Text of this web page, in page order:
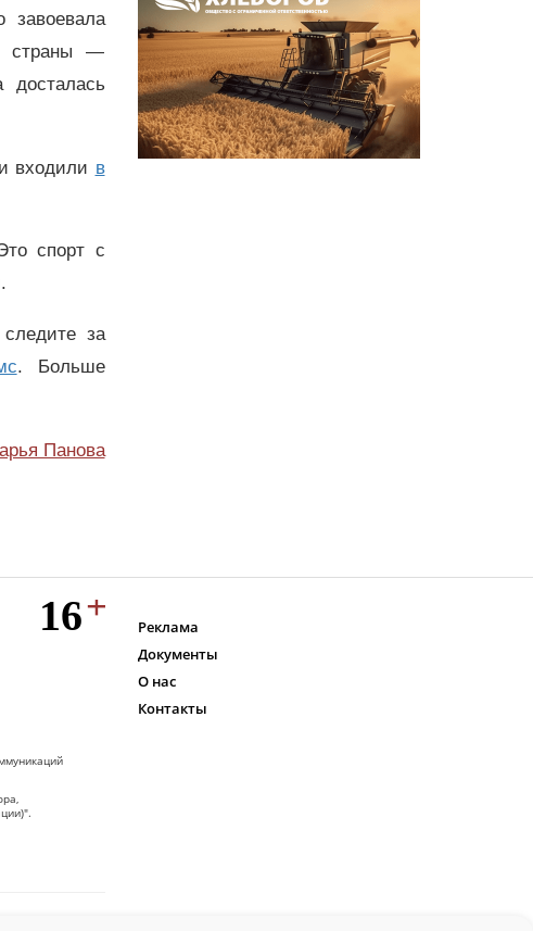
завоевала
страны —
входили в
спорт с
за
. Больше
Панова
Реклама
Документы
О нас
Контакты